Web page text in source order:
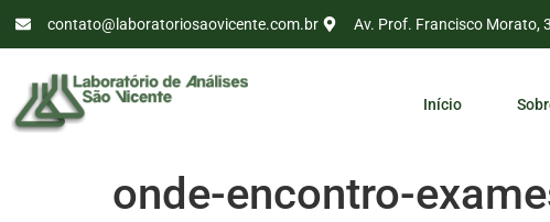
contato@laboratoriosaovicente.com.br Av. Prof. Francisco Morato,
Início
onde-encontro-